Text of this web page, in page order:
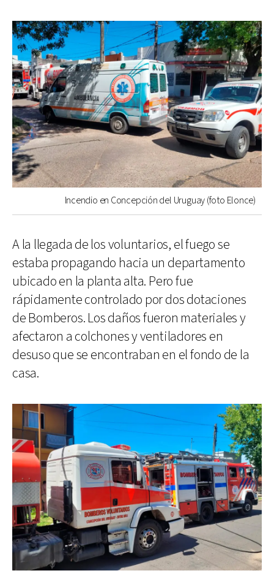
Incendio en Concepción del Uruguay (foto Elonce)
A la llegada de los voluntarios, el fuego se
estaba propagando hacia un departamento
ubicado en la planta alta. Pero fue
rápidamente controlado por dos dotaciones
de Bomberos. Los daños fueron materiales y
afectaron a colchones y ventiladores en
desuso que se encontraban en el fondo de la
casa.